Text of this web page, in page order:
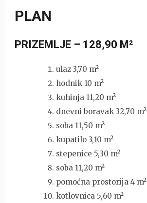
PLAN
PRIZEMLJE – 128,90 M²
ulaz 3,70 m²
hodnik 10 m²
kuhinja 11,20 m²
dnevni boravak 32,70 m²
soba 11,50 m²
kupatilo 3,10 m²
stepenice 5,30 m²
soba 11,20 m²
pomoćna prostorija 4 m²
kotlovnica 5,60 m²